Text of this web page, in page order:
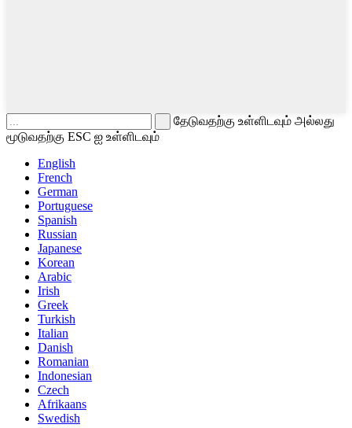
தேடுவதற்கு உள்ளிடவும் அல்லது
மூடுவதற்கு ESC ஐ உள்ளிடவும்
English
French
German
Portuguese
Spanish
Russian
Japanese
Korean
Arabic
Irish
Greek
Turkish
Italian
Danish
Romanian
Indonesian
Czech
Afrikaans
Swedish